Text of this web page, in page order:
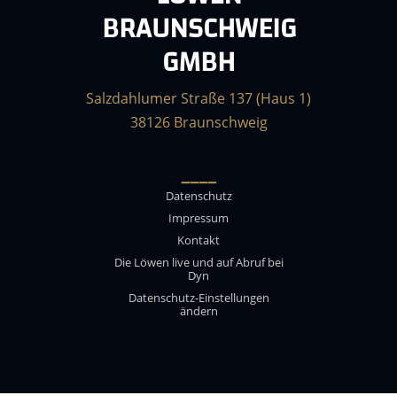
BRAUNSCHWEIG
GMBH
Salzdahlumer Straße 137 (Haus 1)
38126 Braunschweig
____
Datenschutz
Impressum
Kontakt
Die Löwen live und auf Abruf bei
Dyn
Datenschutz-Einstellungen
ändern